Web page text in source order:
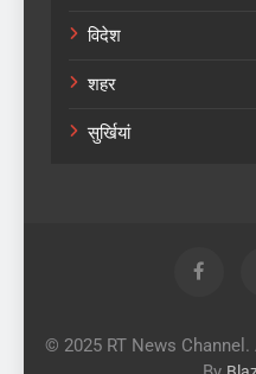
विदेश
शहर
सुर्खियां
© 2025 RT News